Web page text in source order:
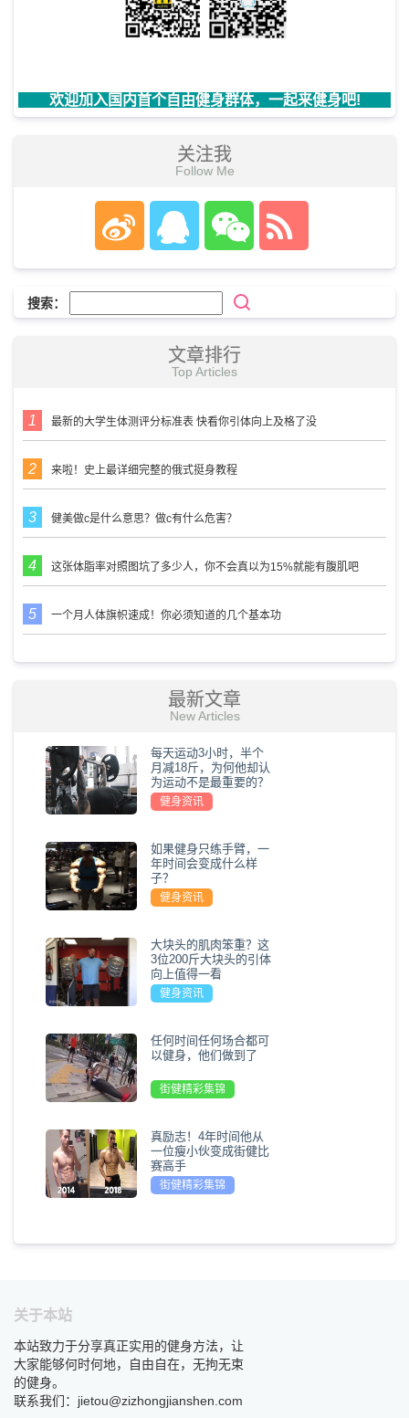
欢迎加入国内首个自由健身群体，一起来健身吧!
关注我
Follow Me
搜索：
文章排行
Top Articles
最新的大学生体测评分标准表 快看你引体向上及格了没
来啦！史上最详细完整的俄式挺身教程
健美做c是什么意思？做c有什么危害？
这张体脂率对照图坑了多少人，你不会真以为15%就能有腹肌吧
一个月人体旗帜速成！你必须知道的几个基本功
最新文章
New Articles
每天运动3小时，半个
月减18斤，为何他却认
为运动不是最重要的？
健身资讯
如果健身只练手臂，一
年时间会变成什么样
子？
健身资讯
大块头的肌肉笨重？这
3位200斤大块头的引体
向上值得一看
健身资讯
任何时间任何场合都可
以健身，他们做到了
街健精彩集锦
真励志！4年时间他从
一位瘦小伙变成街健比
赛高手
街健精彩集锦
关于本站
本站致力于分享真正实用的健身方法，让
大家能够何时何地，自由自在，无拘无束
的健身。
联系我们：jietou@zizhongjianshen.com